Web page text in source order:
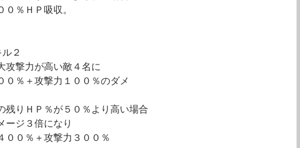
％ＨＰ吸収。
２
撃力が高い敵４名に
％＋攻撃力１００％のダメ
りＨＰ％が５０％より高い場合
ジ３倍になり
０％＋攻撃力３００％